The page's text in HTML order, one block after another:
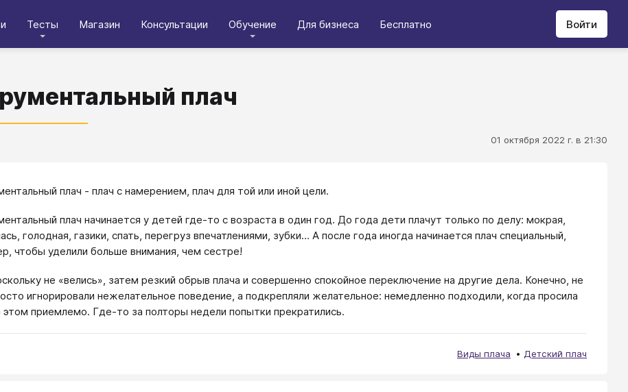
Тесты Магазин Консультации Обучение Для бизнеса Бесплатно Войти
плач
01 октября 2022 г. в 21:30
плач - плач с намерением, плач для той или иной цели.
плач начинается у детей где-то с возраста в один год. До года дети плачут только по делу: мокрая,
голодная, газики, спать, перегруз впечатлениями, зубки… А после года иногда начинается плач специальный,
чтобы уделили больше внимания, чем сестре!
не «велись», затем резкий обрыв плача и совершенно спокойное переключение на другие дела. Конечно, не
игнорировали нежелательное поведение, а подкрепляли желательное: немедленно подходили, когда просила
этом приемлемо. Где-то за полторы недели попытки прекратились.
Виды плача Детский плач